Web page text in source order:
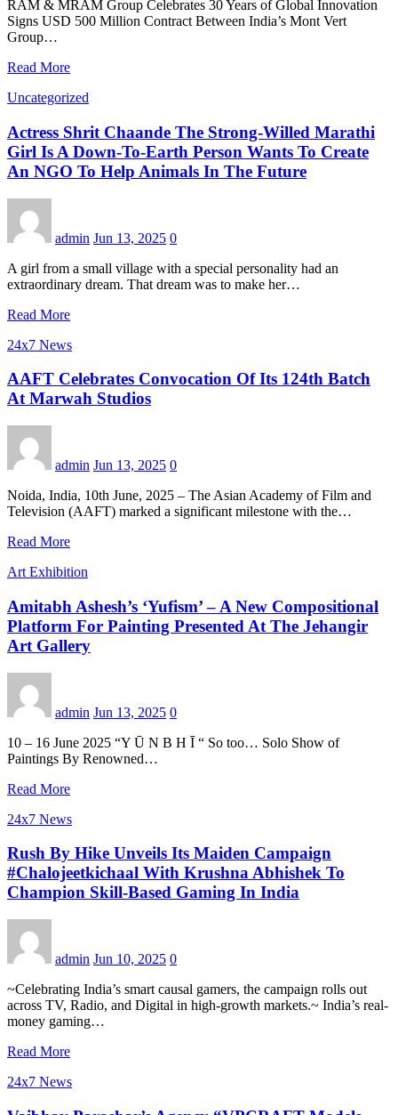
RAM & MRAM Group Celebrates 30 Years of Global Innovation
Signs USD 500 Million Contract Between India’s Mont Vert
Group…
Read More
Uncategorized
Actress Shrit Chaande The Strong-Willed Marathi
Girl Is A Down-To-Earth Person Wants To Create
An NGO To Help Animals In The Future
admin Jun 13, 2025 0
A girl from a small village with a special personality had an
extraordinary dream. That dream was to make her…
Read More
24x7 News
AAFT Celebrates Convocation Of Its 124th Batch
At Marwah Studios
admin Jun 13, 2025 0
Noida, India, 10th June, 2025 – The Asian Academy of Film and
Television (AAFT) marked a significant milestone with the…
Read More
Art Exhibition
Amitabh Ashesh’s ‘Yufism’ – A New Compositional
Platform For Painting Presented At The Jehangir
Art Gallery
admin Jun 13, 2025 0
10 – 16 June 2025 “Y Ū N B H Ī “ So too… Solo Show of
Paintings By Renowned…
Read More
24x7 News
Rush By Hike Unveils Its Maiden Campaign
#Chalojeetkichaal With Krushna Abhishek To
Champion Skill-Based Gaming In India
admin Jun 10, 2025 0
~Celebrating India’s smart causal gamers, the campaign rolls out
across TV, Radio, and Digital in high-growth markets.~ India’s real-
money gaming…
Read More
24x7 News